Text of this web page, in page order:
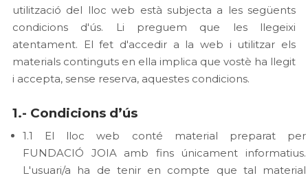
utilització del lloc web està subjecta a les següents
condicions d'ús. Li preguem que les llegeixi
atentament. El fet d'accedir a la web i utilitzar els
materials continguts en ella implica que vostè ha llegit
i accepta, sense reserva, aquestes condicions.
1.- Condicions d’ús
1.1 El lloc web conté material preparat per
FUNDACIÓ JOIA amb fins únicament informatius.
L'usuari/a ha de tenir en compte que tal material